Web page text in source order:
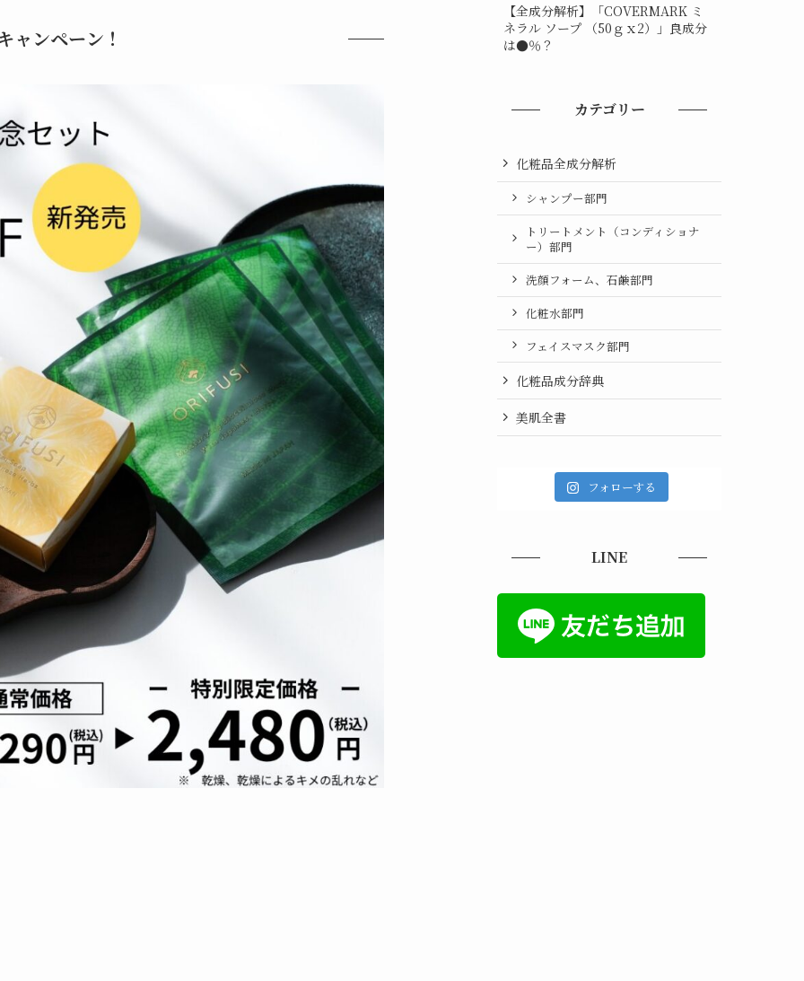
ャンペーン！
【全成分解析】「COVERMARK ミ
ネラル ソープ （50ｇｘ2）」良成分
は●％？
カテゴリー
化粧品全成分解析
シャンプー部門
トリートメント（コンディショナ
ー）部門
洗顔フォーム、石鹸部門
化粧水部門
フェイスマスク部門
化粧品成分辞典
美肌全書
フォローする
LINE